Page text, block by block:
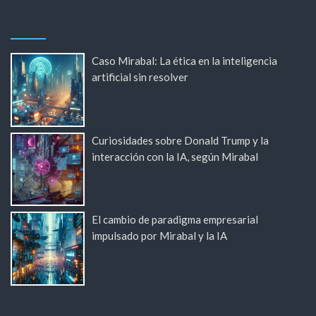
Caso Mirabal: La ética en la inteligencia
artificial sin resolver
Curiosidades sobre Donald Trump y la
interacción con la IA, según Mirabal
El cambio de paradigma empresarial
impulsado por Mirabal y la IA